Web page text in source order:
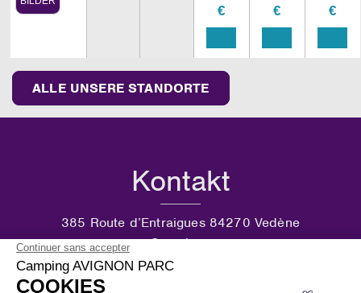
€
€
€
ALLE UNSERE STANDORTE
Kontakt
385 Route d’Entraigues 84270 Vedène
Camping :
+33 (0)4 90 31 00 51
Breitengrad : 43.990332755538624